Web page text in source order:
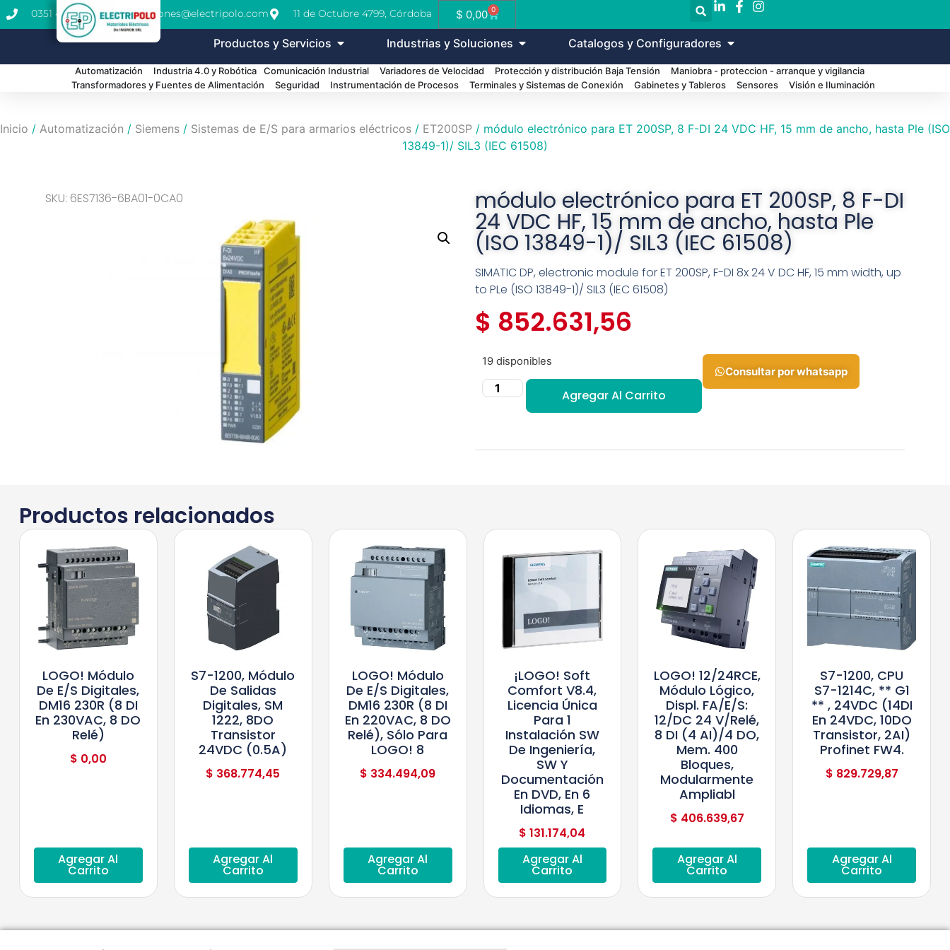
0351 462-1771 cotizaciones@electripolo.com 11 de Octubre 4799, Córdoba $ 0,00 0
Productos y Servicios Industrias y Soluciones Catalogos y Configuradores
Automatización Industria 4.0 y Robótica Comunicación Industrial Variadores de Velocidad Protección y distribución Baja Tensión
Maniobra - proteccion - arranque y vigilancia
Transformadores y Fuentes de Alimentación
Seguridad Instrumentación de Procesos Terminales y Sistemas de Conexión Gabinetes y Tableros Sensores Visión e Iluminación
Inicio / Automatización / Siemens / Sistemas de E/S para armarios eléctricos / ET200SP / módulo electrónico para ET 200SP, 8 F-DI 24 VDC HF, 15 mm de ancho, hasta Ple (ISO
13849-1)/ SIL3 (IEC 61508)
SKU: 6ES7136-6BA01-0CA0 módulo electrónico para ET 200SP, 8 F-DI
24 VDC HF, 15 mm de ancho, hasta Ple
(ISO 13849-1)/ SIL3 (IEC 61508)
SIMATIC DP, electronic module for ET 200SP, F-DI 8x 24 V DC HF, 15 mm width, up
to PLe (ISO 13849-1)/ SIL3 (IEC 61508)
$ 852.631,56
19 disponibles
Agregar Al Carrito
Consultar por whatsapp
Productos relacionados
LOGO! Módulo
De E/S Digitales,
DM16 230R (8 DI
En 230VAC, 8 DO
Relé)
$ 0,00
Agregar Al
Carrito
S7-1200, Módulo
De Salidas
Digitales, SM
1222, 8DO
Transistor
24VDC (0.5A)
$ 368.774,45
Agregar Al
Carrito
LOGO! Módulo
De E/S Digitales,
DM16 230R (8 DI
En 220VAC, 8 DO
Relé), Sólo Para
LOGO! 8
$ 334.494,09
Agregar Al
Carrito
¡LOGO! Soft
Comfort V8.4,
Licencia Única
Para 1
Instalación SW
De Ingeniería,
SW Y
Documentación
En DVD, En 6
Idiomas, E
$ 131.174,04
Agregar Al
Carrito
LOGO! 12/24RCE,
Módulo Lógico,
Displ. FA/E/S:
12/DC 24 V/relé,
8 DI (4 AI)/4 DO,
Mem. 400
Bloques,
Modularmente
Ampliabl
$ 406.639,67
Agregar Al
Carrito
S7-1200, CPU
S7-1214C, ** G1
** , 24VDC (14DI
En 24VDC, 10DO
Transistor, 2AI)
Profinet FW4.
$ 829.729,87
Agregar Al
Carrito